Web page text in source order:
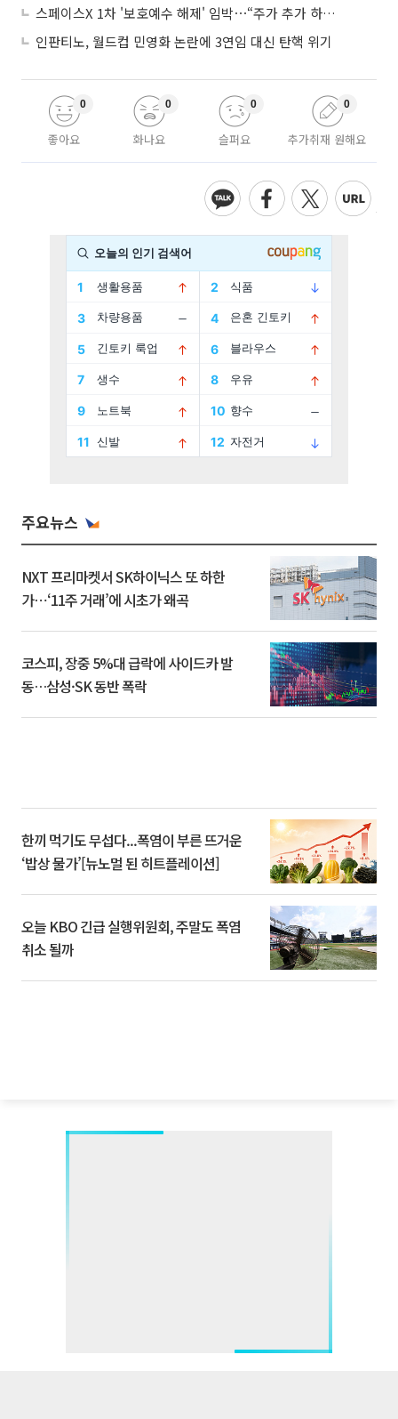
스페이스X 1차 '보호예수 해제' 임박⋯“주가 추가 하락 가능성”
인판티노, 월드컵 민영화 논란에 3연임 대신 탄핵 위기
좋아요
0
화나요
0
슬퍼요
0
추가취재 원해요
0
주요뉴스
NXT 프리마켓서 SK하이닉스 또 하한
가⋯‘11주 거래’에 시초가 왜곡
코스피, 장중 5%대 급락에 사이드카 발
동…삼성·SK 동반 폭락
한끼 먹기도 무섭다...폭염이 부른 뜨거운
‘밥상 물가’[뉴노멀 된 히트플레이션]
오늘 KBO 긴급 실행위원회, 주말도 폭염
취소 될까